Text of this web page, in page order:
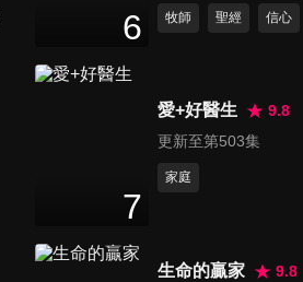
第256
第257集
27
6 牧師 聖經 信心
7
愛+好醫生
9.8
更新至第503集
家庭
生命的贏家
9.8